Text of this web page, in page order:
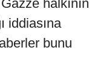
halkının
iddiasına
bunu